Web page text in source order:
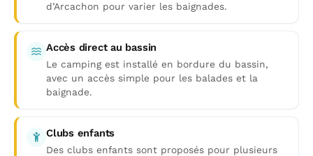
d’Arcachon pour varier les baignades.
Accès direct au bassin
Le camping est installé en bordure du bassin,
avec un accès simple pour les balades et la
baignade.
Clubs enfants
Des clubs enfants sont proposés pour plusieurs